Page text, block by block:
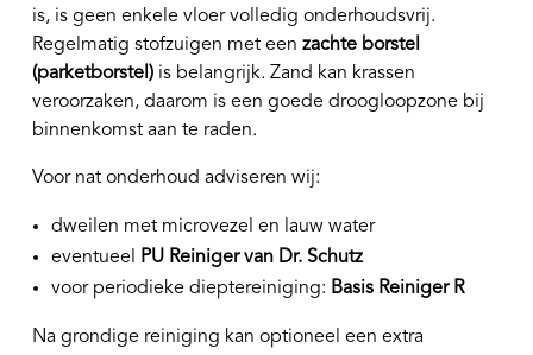
is, is geen enkele vloer volledig onderhoudsvrij.
Regelmatig stofzuigen met eenzachte borstel
(parketborstel) is belangrijk. Zand kan krassen
veroorzaken, daarom is een goede droogloopzone bij
binnenkomst aan te raden.
Voor nat onderhoud adviseren wij:
dweilen met microvezel en lauw water
eventueel PU Reiniger van Dr. Schutz
voor periodieke dieptereiniging: Basis Reiniger R
Na grondige reiniging kan optioneel een extra